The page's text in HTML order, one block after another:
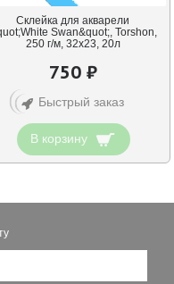
Склейка для акварели
Swan&quot;, Torshon,
250 г/м, 32х23, 20л
750 ₽
Быстрый заказ
В корзину